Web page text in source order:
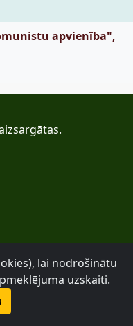
apvienība",
lai nodrošinātu
uzskaiti.